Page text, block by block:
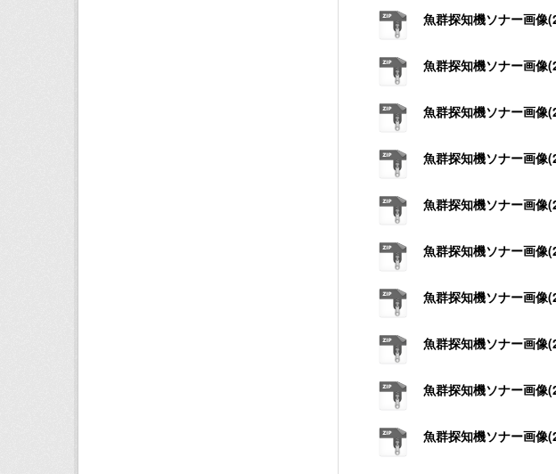
魚群探知機ソナー画像
魚群探知機ソナー画像
魚群探知機ソナー画像
魚群探知機ソナー画像
魚群探知機ソナー画像
魚群探知機ソナー画像
魚群探知機ソナー画像
魚群探知機ソナー画像
魚群探知機ソナー画像
魚群探知機ソナー画像